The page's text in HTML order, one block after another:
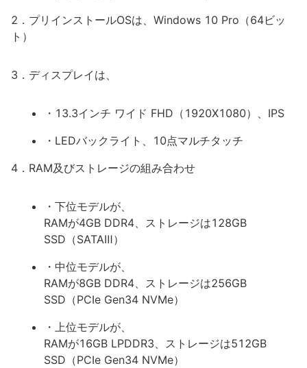
2．プリインストールOSは、Windows 10 Pro（64ビッ
ト）
3．ディスプレイは、
・13.3インチ ワイド FHD（1920X1080）、IPS
・LEDバックライト、10点マルチタッチ
4．RAM及びストレージの組み合わせ
・下位モデルが、
RAMが4GB DDR4、ストレージは128GB
SSD（SATAⅢ）
・中位モデルが、
RAMが8GB DDR4、ストレージは256GB
SSD（PCIe Gen34 NVMe）
・上位モデルが、
RAMが16GB LPDDR3、ストレージは512GB
SSD（PCIe Gen34 NVMe）